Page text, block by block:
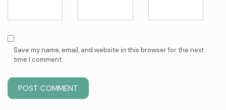
Save my name, email, and website in this browser for the next
time I comment.